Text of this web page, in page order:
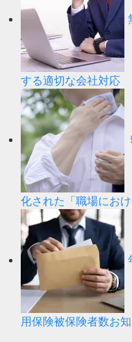
する適切な会社対応
化された「職場にお
用保険被保険者数お